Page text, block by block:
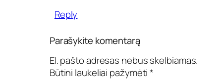
Reply
Parašykite komentarą
El. pašto adresas nebus skelbiamas.
Būtini laukeliai pažymėti*